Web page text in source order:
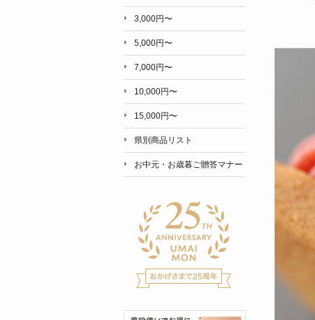
3,000円〜
5,000円〜
7,000円〜
10,000円〜
15,000円〜
県別商品リスト
お中元・お歳暮ご贈答マナー